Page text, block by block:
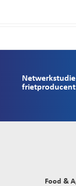
frietproducent
Food &